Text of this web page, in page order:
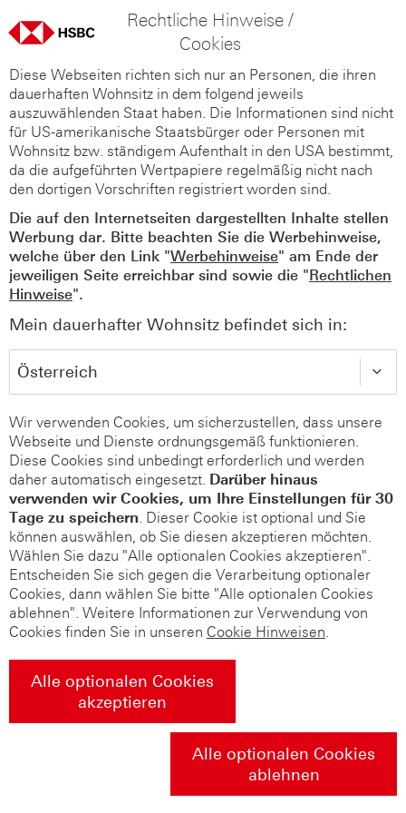
Rechtliche Hinweise /
Cookies
Diese Webseiten richten sich nur an Personen, die ihren
dauerhaften Wohnsitz in dem folgend jeweils
auszuwählenden Staat haben. Die Informationen sind nicht
für US-amerikanische Staatsbürger oder Personen mit
Wohnsitz bzw. ständigem Aufenthalt in den USA bestimmt,
da die aufgeführten Wertpapiere regelmäßig nicht nach
den dortigen Vorschriften registriert worden sind.
Die auf den Internetseiten dargestellten Inhalte stellen
Werbung dar. Bitte beachten Sie die Werbehinweise,
welche über den Link "Werbehinweise" am Ende der
jeweiligen Seite erreichbar sind sowie die "Rechtlichen
Hinweise".
Mein dauerhafter Wohnsitz befindet sich in:
Wir verwenden Cookies, um sicherzustellen, dass unsere
Webseite und Dienste ordnungsgemäß funktionieren.
Diese Cookies sind unbedingt erforderlich und werden
daher automatisch eingesetzt. Darüber hinaus
verwenden wir Cookies, um Ihre Einstellungen für 30
Tage zu speichern. Dieser Cookie ist optional und Sie
können auswählen, ob Sie diesen akzeptieren möchten.
Wählen Sie dazu "Alle optionalen Cookies akzeptieren".
Entscheiden Sie sich gegen die Verarbeitung optionaler
Cookies, dann wählen Sie bitte "Alle optionalen Cookies
ablehnen". Weitere Informationen zur Verwendung von
Cookies finden Sie in unseren Cookie Hinweisen.
Alle optionalen Cookies
akzeptieren
Alle optionalen Cookies
ablehnen